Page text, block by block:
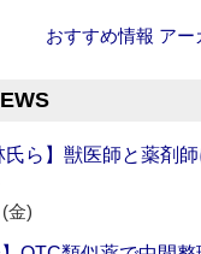
おすすめ情報 アー
氏ら】獣医師と薬剤
金)